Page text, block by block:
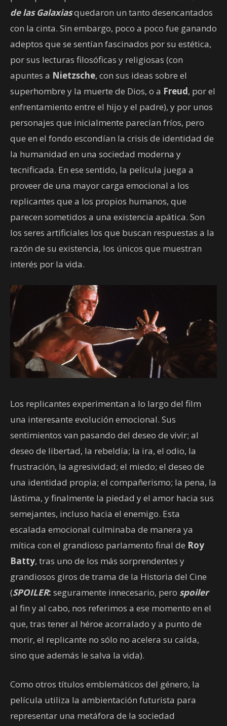
de las Galaxiasquedaron un tanto desencantados
con la cinta. Sin embargo, poco a poco fue ganando
adeptos que se sentían fascinados por su estética,
por sus lecturas filosóficas y religiosas (con
apuntes a Nietzsche, con sus ideas sobre el
superhombre y la muerte de Dios, o a Freud, por el
enfrentamiento entre el hijo y el padre), y por unos
personajes que inicialmente parecían fríos, pero
que en el fondo escondían la crisis de identidad de
la humanidad en una sociedad moderna y
tecnificada. En ese sentido, la película juega a
proveer de una mayor carga emocional a los
replicantes que a los propios humanos, que
parecen sometidos a una existencia apática. Son
los seres artificiales los que buscan respuestas a la
razón de su existencia, los únicos que muestran
interés por la vida.
Los replicantes experimentan a lo largo del film
una interesante evolución emocional. Sus
sentimientos van pasando del deseo de vivir; al
deseo de libertad, la rebeldía; la ira, el odio, la
frustración, la agresividad; el miedo; el deseo de
una identidad propia; el compañerismo; la pena, la
lástima, y finalmente la piedad y el amor hacia sus
semejantes, incluso hacia el enemigo. Esta
escalada emocional culminaba de manera ya
mítica con el grandioso parlamento final de Roy
Batty, tras uno de los más sorprendentes y
grandiosos giros de trama de la Historia del Cine
(SPOILER: seguramente innecesario, pero spoiler
al fin y al cabo, nos referimos a ese momento en el
que, tras tener al héroe acorralado y a punto de
morir, el replicante no sólo no acelera su caída,
sino que además le salva la vida).
Como otros títulos emblemáticos del género, la
película utiliza la ambientación futurista para
representar una metáfora de la sociedad